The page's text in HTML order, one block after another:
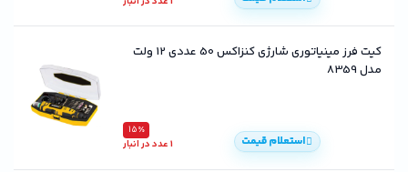
کیت فرز مینیاتوری شارژی کنزاکس 50 عددی 12 ولت
مدل 8359
15٪
1 عدد در انبار استعلام قیمت